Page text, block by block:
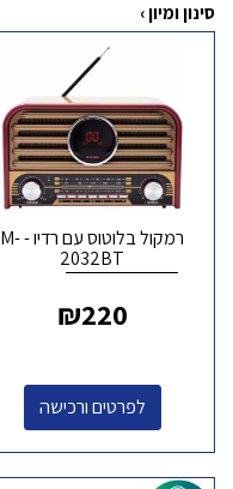
סינון ומיון ›
רמקול בלוטוס עם רדיו - M-
2032BT
₪220
לפרטים ורכישה